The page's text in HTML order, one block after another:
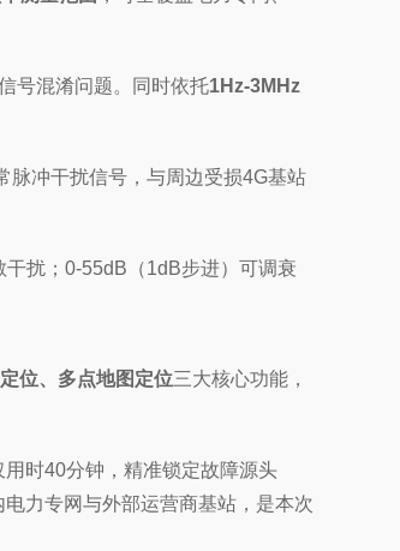
号混淆问题。同时依托1Hz-3MHz
脉冲干扰信号，与周边受损4G基站
干扰；0-55dB（1dB步进）可调衰
位、多点地图定位三大核心功能，
时40分钟，精准锁定故障源头
力专网与外部运营商基站，是本次